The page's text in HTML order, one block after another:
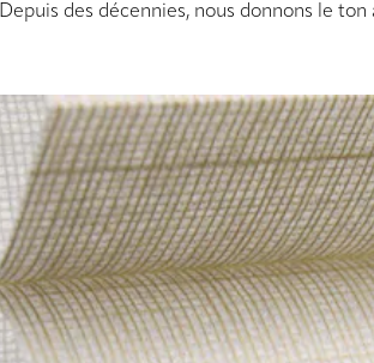
Depuis des décennies, nous donnons le